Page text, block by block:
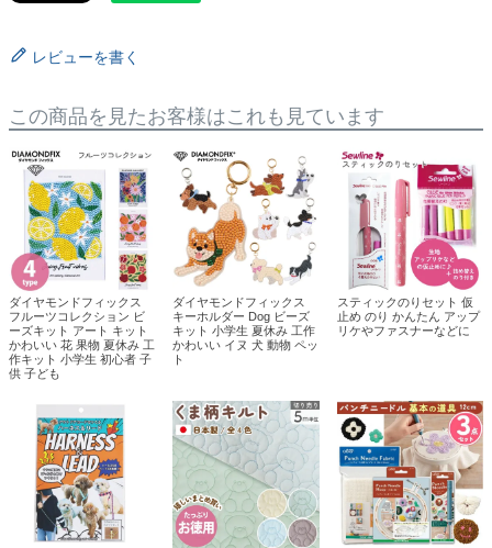
レビューを書く
この商品を見たお客様はこれも見ています
ダイヤモンドフィックス
フルーツコレクション ビ
ーズキット アート キット
かわいい 花 果物 夏休み 工
作キット 小学生 初心者 子
供 子ども
ダイヤモンドフィックス
キーホルダー Dog ビーズ
キット 小学生 夏休み 工作
かわいい イヌ 犬 動物 ペッ
ト
スティックのりセット 仮
止め のり かんたん アップ
リケやファスナーなどに